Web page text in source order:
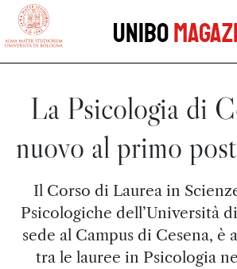
vai al contenuto della pagina
Unibo
La Psicologia di
nuovo al primo
Il Corso di Laurea in
Psicologiche dell’Università
sede al Campus di Cesena, è
tra le lauree in Psicologia